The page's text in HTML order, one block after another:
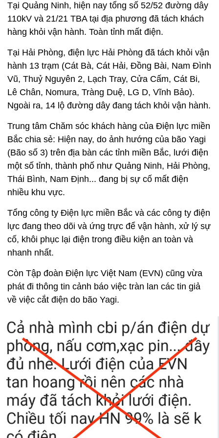
Tại Quảng Ninh, hiện nay tổng số 52/52 đường dây
110kV và 21/21 TBA tại địa phương đã tách khách
hàng khỏi vận hành. Toàn tỉnh mất điện.
Tại Hải Phòng, điện lực Hải Phòng đã tách khỏi vận
hành 13 trạm (Cát Bà, Cát Hải, Đồng Bài, Nam Đình
Vũ, Thuỷ Nguyên 2, Lạch Tray, Cửa Cấm, Cát Bi,
Lê Chân, Nomura, Tràng Duệ, LG D, Vĩnh Bảo).
Ngoài ra, 14 lộ đường dây đang tách khỏi vận hành.
Trung tâm Chăm sóc khách hàng của Điện lực miền
Bắc chia sẻ: Hiện nay, do ảnh hướng của bão Yagi
(Bão số 3) trên địa bàn các tỉnh miền Bắc, lưới điện
một số tỉnh, thành phố như Quảng Ninh, Hải Phòng,
Thái Bình, Nam Định... đang bị sự cố mất điện
nhiều khu vực.
Tổng công ty Điện lực miền Bắc và các công ty điện
lực đang theo dõi và ứng trực để vận hành, xử lý sự
cố, khôi phục lại điện trong điều kiện an toàn và
nhanh nhất.
Còn Tập đoàn Điện lực Việt Nam (EVN) cũng vừa
phát đi thông tin cảnh báo việc tràn lan các tin giả
về việc cắt điện do bão Yagi.